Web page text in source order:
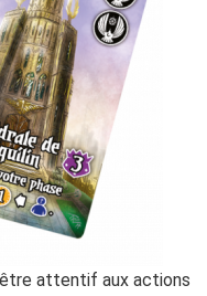
être attentif aux actions